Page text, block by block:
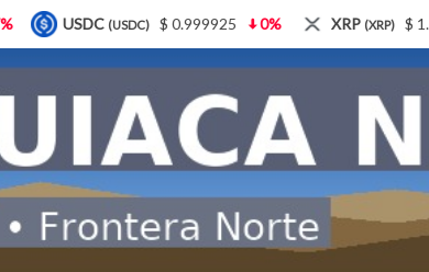
Dante Velázquez
Fernando Rejal respaldó a Dante Velázquez en el
Día del Veterinario en La Quiaca:
XRP(XRP) $ 1.08 3.87% Solana (SOL) $ 77.18